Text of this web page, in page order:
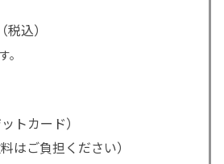
込）
。
トカード）
はご負担ください）